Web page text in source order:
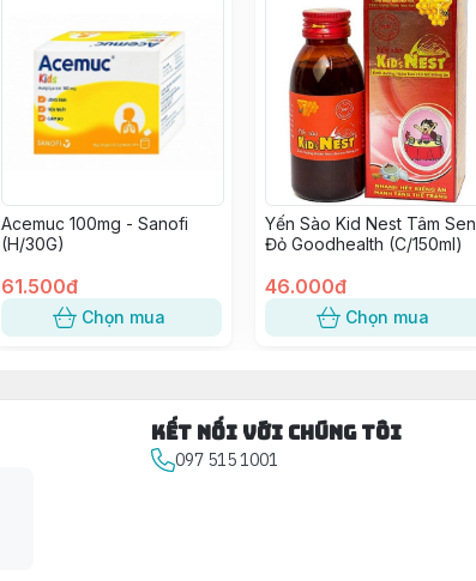
Acemuc 100mg - Sanofi
(H/30G)
61.500đ
Chọn mua
Yến Sào Kid Nest Tâm Sen
Đỏ Goodhealth (C/150ml)
46.000đ
Chọn mua
Kết nối với chúng tôi
097 515 1001